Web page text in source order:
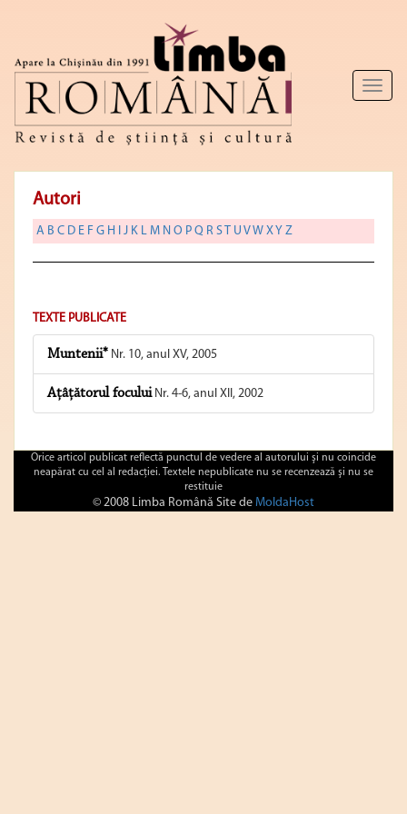
Toggle
Autori
A B C D E F G H I J K L M N O P Q R S T U VW X Y Z
TEXTE PUBLICATE
Muntenii* Nr. 10, anul XV, 2005
Aţâţătorul foculuiNr. 4-6, anul XII, 2002
Orice articol publicat reflectă punctul de vedere al autorului şi nu coincide
neapărat cu cel al redacţiei. Textele nepublicate nu se recenzează şi nu se
restituie
© 2008 Limba Română Site de MoldaHost